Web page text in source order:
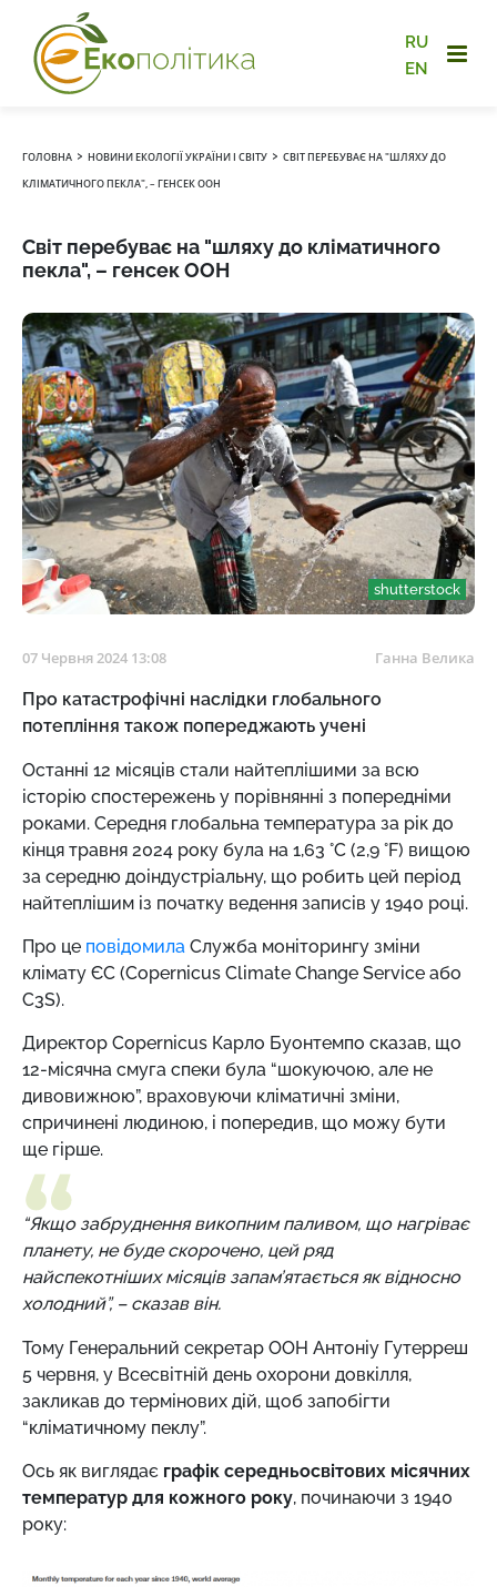
RU
EN
ГОЛОВНА › НОВИНИ ЕКОЛОГІЇ УКРАЇНИ І СВІТУ › СВІТ ПЕРЕБУВАЄ НА "ШЛЯХУ ДО
КЛІМАТИЧНОГО ПЕКЛА", – ГЕНСЕК ООН
Світ перебуває на "шляху до кліматичного
пекла", – генсек ООН
shutterstock
07 Червня 2024 13:08 Ганна Велика
Про катастрофічні наслідки глобального
потепління також попереджають учені
Останні 12 місяців стали найтеплішими за всю
історію спостережень у порівнянні з попередніми
роками. Середня глобальна температура за рік до
кінця травня 2024 року була на 1,63 °C (2,9 °F) вищою
за середню доіндустріальну, що робить цей період
найтеплішим із початку ведення записів у 1940 році.
Про це повідомила Служба моніторингу зміни
клімату ЄС (Copernicus Climate Change Service або
C3S).
Директор Copernicus Карло Буонтемпо сказав, що
12-місячна смуга спеки була “шокуючою, але не
дивовижною”, враховуючи кліматичні зміни,
спричинені людиною, і попередив, що можу бути
ще гірше.
“Якщо забруднення викопним паливом, що нагріває
планету, не буде скорочено, цей ряд
найспекотніших місяців запам’ятається як відносно
холодний”, – сказав він.
Тому Генеральний секретар ООН Антоніу Гутерреш
5 червня, у Всесвітній день охорони довкілля,
закликав до термінових дій, щоб запобігти
“кліматичному пеклу”.
Ось як виглядає графік середньосвітових місячних
температур для кожного року, починаючи з 1940
року: